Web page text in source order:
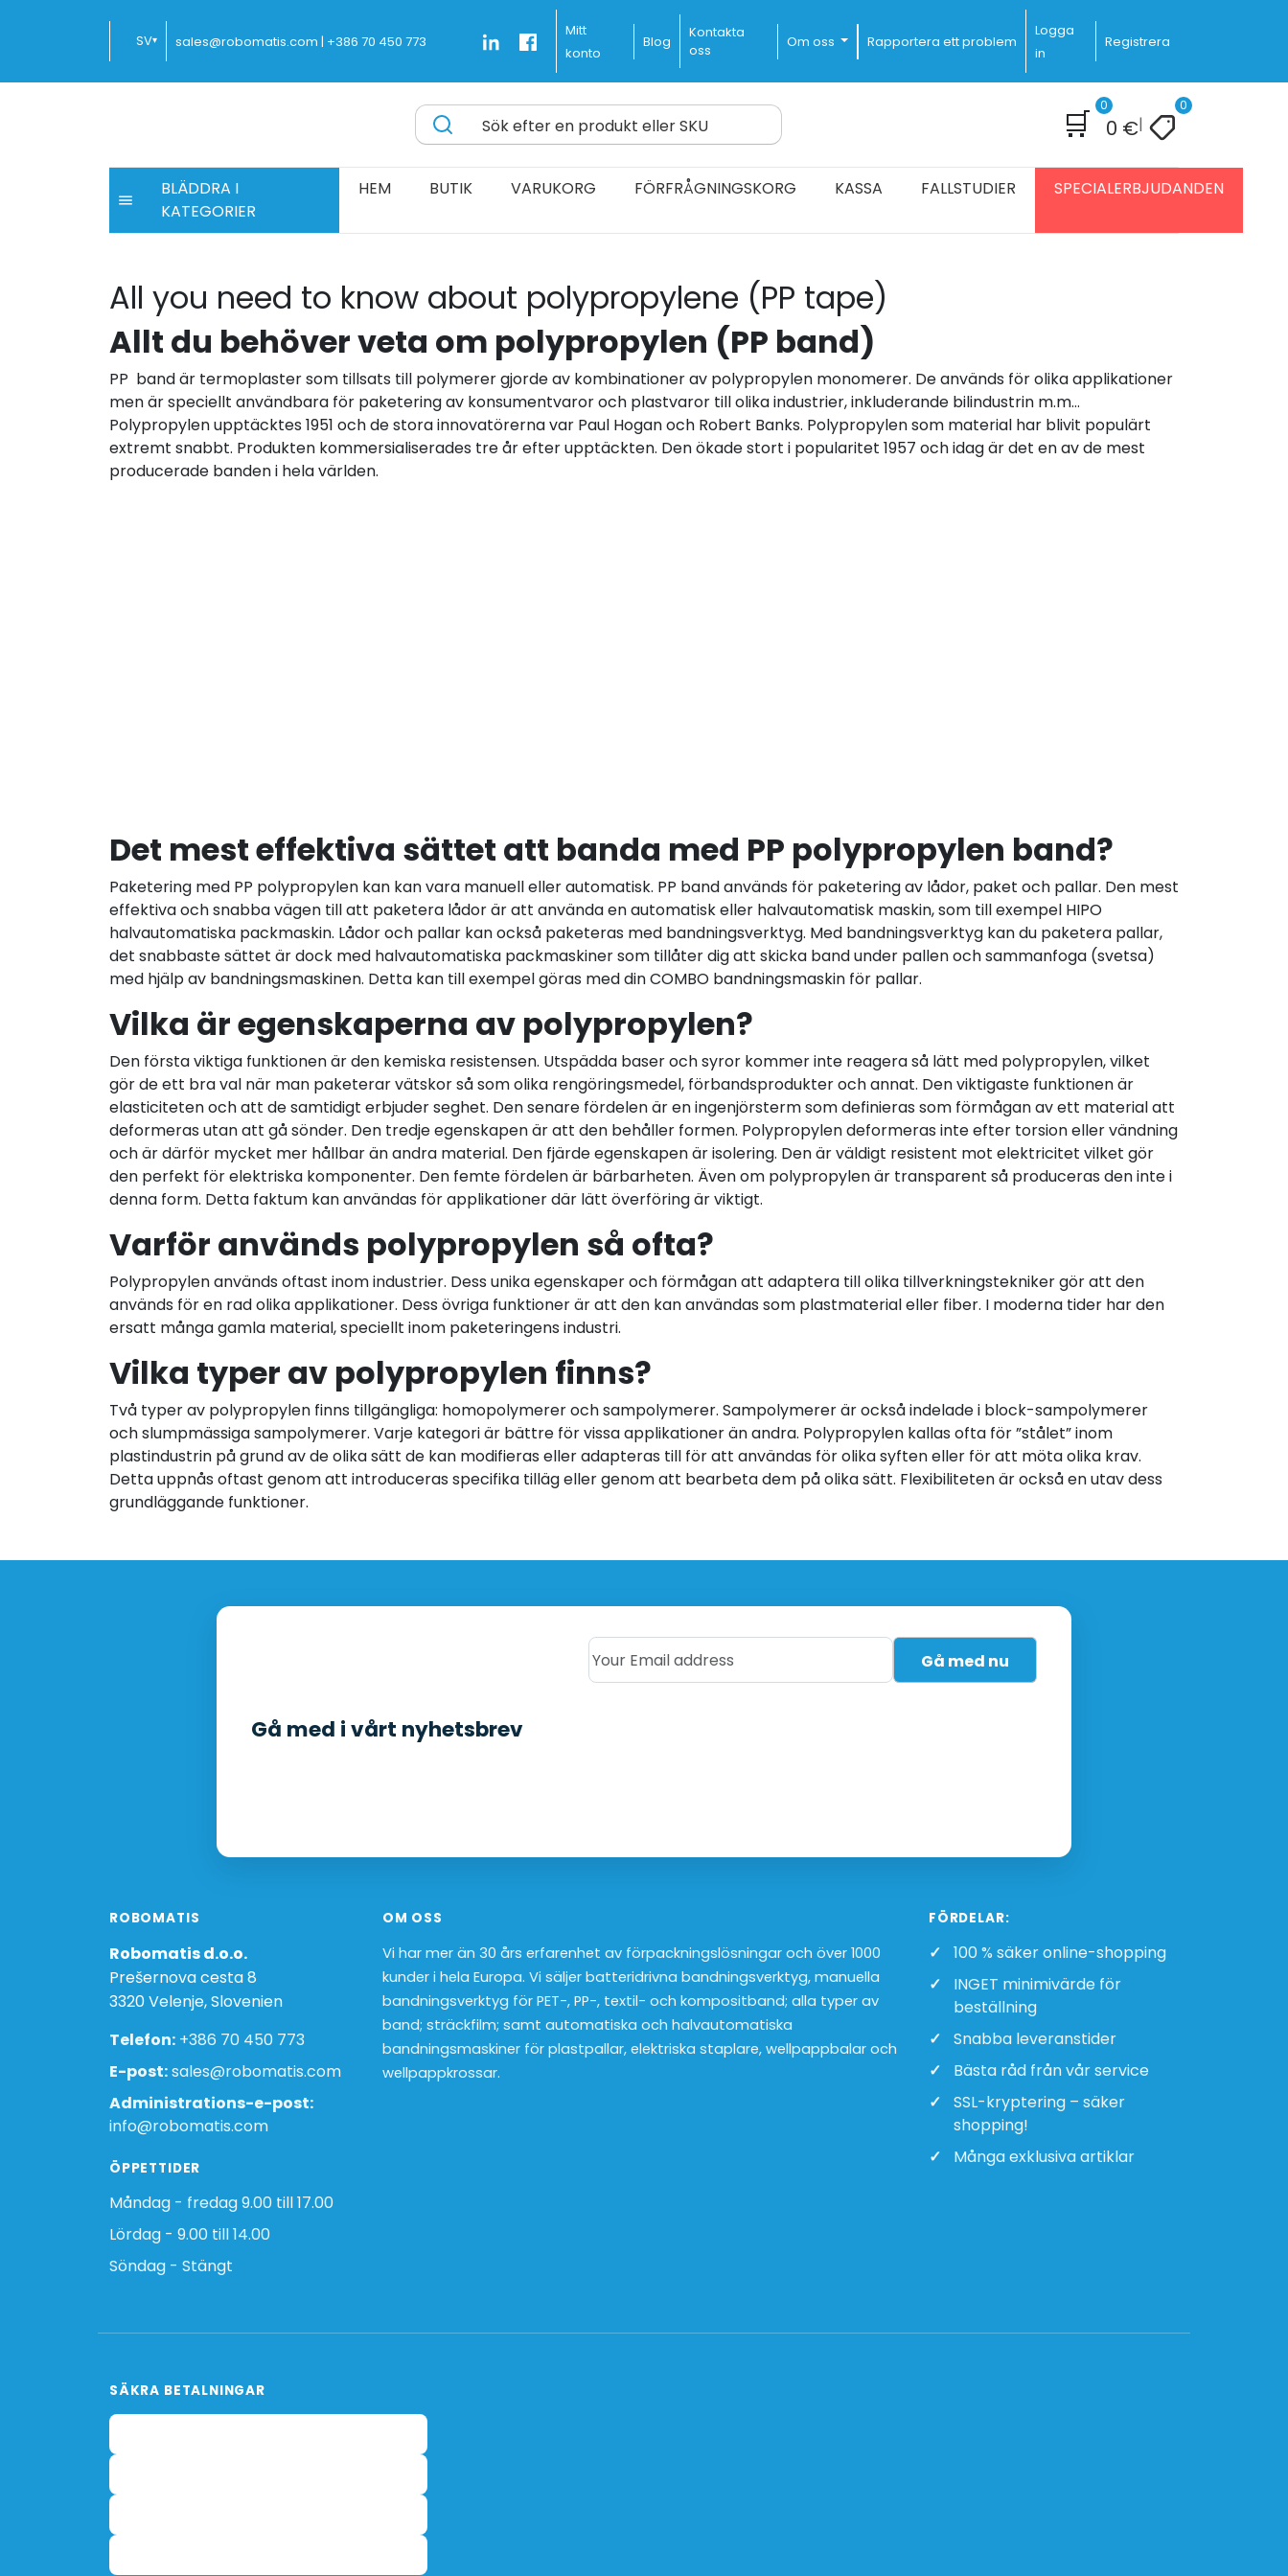
SV▾ sales@robomatis.com | +386 70 450 773
Mitt
konto
Blog
Kontakta
oss
Om oss Rapportera ett problem
Logga
in
Registrera
Battery Strapping Tools and Packing Machines Delivered Fast and Free
Sök efter en produkt eller SKU 🛒 0
0 €|
0
BLÄDDRA I
KATEGORIER
HEM BUTIK VARUKORG FÖRFRÅGNINGSKORG KASSA FALLSTUDIER SPECIALERBJUDANDEN
All you need to know about polypropylene (PP tape)
Allt du behöver veta om polypropylen (PP band)
PP band är termoplaster som tillsats till polymerer gjorde av kombinationer av polypropylen monomerer. De används för olika applikationer
men är speciellt användbara för paketering av konsumentvaror och plastvaror till olika industrier, inkluderande bilindustrin m.m…
Polypropylen upptäcktes 1951 och de stora innovatörerna var Paul Hogan och Robert Banks. Polypropylen som material har blivit populärt
extremt snabbt. Produkten kommersialiserades tre år efter upptäckten. Den ökade stort i popularitet 1957 och idag är det en av de mest
producerade banden i hela världen.
Det mest effektiva sättet att banda med PP polypropylen band?
Paketering med PP polypropylen kan kan vara manuell eller automatisk. PP band används för paketering av lådor, paket och pallar. Den mest
effektiva och snabba vägen till att paketera lådor är att använda en automatisk eller halvautomatisk maskin, som till exempel HIPO
halvautomatiska packmaskin. Lådor och pallar kan också paketeras med bandningsverktyg. Med bandningsverktyg kan du paketera pallar,
det snabbaste sättet är dock med halvautomatiska packmaskiner som tillåter dig att skicka band under pallen och sammanfoga (svetsa)
med hjälp av bandningsmaskinen. Detta kan till exempel göras med din COMBO bandningsmaskin för pallar.
Vilka är egenskaperna av polypropylen?
Den första viktiga funktionen är den kemiska resistensen. Utspädda baser och syror kommer inte reagera så lätt med polypropylen, vilket
gör de ett bra val när man paketerar vätskor så som olika rengöringsmedel, förbandsprodukter och annat. Den viktigaste funktionen är
elasticiteten och att de samtidigt erbjuder seghet. Den senare fördelen är en ingenjörsterm som definieras som förmågan av ett material att
deformeras utan att gå sönder. Den tredje egenskapen är att den behåller formen. Polypropylen deformeras inte efter torsion eller vändning
och är därför mycket mer hållbar än andra material. Den fjärde egenskapen är isolering. Den är väldigt resistent mot elektricitet vilket gör
den perfekt för elektriska komponenter. Den femte fördelen är bärbarheten. Även om polypropylen är transparent så produceras den inte i
denna form. Detta faktum kan användas för applikationer där lätt överföring är viktigt.
Varför används polypropylen så ofta?
Polypropylen används oftast inom industrier. Dess unika egenskaper och förmågan att adaptera till olika tillverkningstekniker gör att den
används för en rad olika applikationer. Dess övriga funktioner är att den kan användas som plastmaterial eller fiber. I moderna tider har den
ersatt många gamla material, speciellt inom paketeringens industri.
Vilka typer av polypropylen finns?
Två typer av polypropylen finns tillgängliga: homopolymerer och sampolymerer. Sampolymerer är också indelade i block-sampolymerer
och slumpmässiga sampolymerer. Varje kategori är bättre för vissa applikationer än andra. Polypropylen kallas ofta för ”stålet” inom
plastindustrin på grund av de olika sätt de kan modifieras eller adapteras till för att användas för olika syften eller för att möta olika krav.
Detta uppnås oftast genom att introduceras specifika tilläg eller genom att bearbeta dem på olika sätt. Flexibiliteten är också en utav dess
grundläggande funktioner.
Gå med i vårt nyhetsbrev
Your Email address
ROBOMATIS
Robomatis d.o.o.
Prešernova cesta 8
3320 Velenje, Slovenien
Telefon: +386 70 450 773
E-post:sales@robomatis.com
Administrations-e-post:
info@robomatis.com
ÖPPETTIDER
Måndag - fredag 9.00 till 17.00
Lördag - 9.00 till 14.00
Söndag - Stängt
OM OSS
Vi har mer än 30 års erfarenhet av förpackningslösningar och över 1000
kunder i hela Europa. Vi säljer batteridrivna bandningsverktyg, manuella
bandningsverktyg för PET-, PP-, textil- och kompositband; alla typer av
band; sträckfilm; samt automatiska och halvautomatiska
bandningsmaskiner för plastpallar, elektriska staplare, wellpappbalar och
wellpappkrossar.
FÖRDELAR:
100 % säker online-shopping
INGET minimivärde för
beställning
Snabba leveranstider
Bästa råd från vår service
SSL-kryptering – säker
shopping!
Många exklusiva artiklar
SÄKRA BETALNINGAR